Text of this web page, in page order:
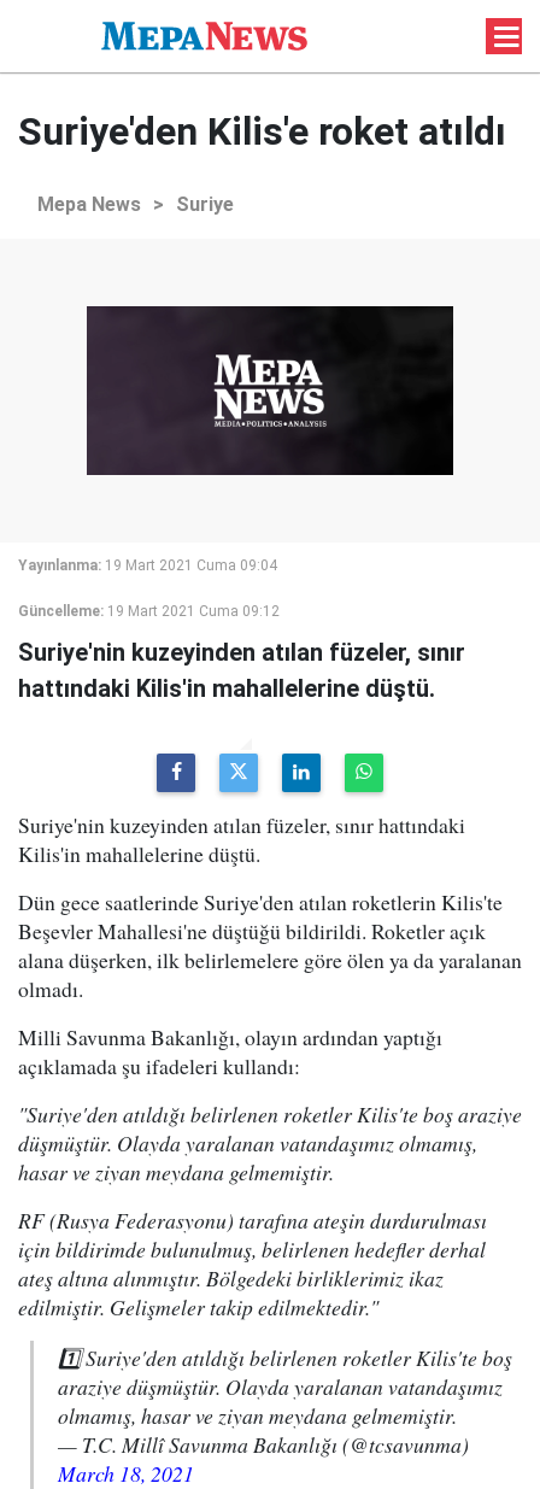
Suriye'den Kilis'e roket atıldı
Mepa News > Suriye
Yayınlanma: 19 Mart 2021 Cuma 09:04
Güncelleme: 19 Mart 2021 Cuma 09:12
Suriye'nin kuzeyinden atılan füzeler, sınır
hattındaki Kilis'in mahallelerine düştü.
Suriye'nin kuzeyinden atılan füzeler, sınır hattındaki
Kilis'in mahallelerine düştü.
Dün gece saatlerinde Suriye'den atılan roketlerin Kilis'te
Beşevler Mahallesi'ne düştüğü bildirildi. Roketler açık
alana düşerken, ilk belirlemelere göre ölen ya da yaralanan
olmadı.
Milli Savunma Bakanlığı, olayın ardından yaptığı
açıklamada şu ifadeleri kullandı:
"Suriye'den atıldığı belirlenen roketler Kilis'te boş araziye
düşmüştür. Olayda yaralanan vatandaşımız olmamış,
hasar ve ziyan meydana gelmemiştir.
RF (Rusya Federasyonu) tarafına ateşin durdurulması
için bildirimde bulunulmuş, belirlenen hedefler derhal
ateş altına alınmıştır. Bölgedeki birliklerimiz ikaz
edilmiştir. Gelişmeler takip edilmektedir."
1️⃣ Suriye'den atıldığı belirlenen roketler Kilis'te boş
araziye düşmüştür. Olayda yaralanan vatandaşımız
olmamış, hasar ve ziyan meydana gelmemiştir.
— T.C. Millî Savunma Bakanlığı (@tcsavunma)
March 18, 2021